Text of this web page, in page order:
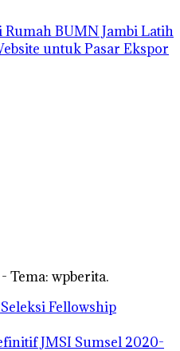
Rumah BUMN Jambi Latih
untuk Pasar Ekspor
- Tema: wpberita.
Fellowship
JMSI Sumsel 2020-